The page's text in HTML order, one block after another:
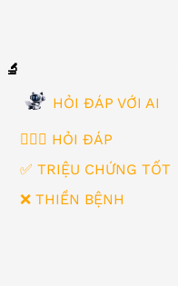
🔬
HỎI ĐÁP VỚI AI
🙋🏻‍♂️ HỎI ĐÁP
✅ TRIỆU CHỨNG TỐT
❌ THIỀN BỆNH